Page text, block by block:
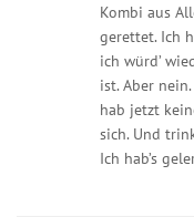
Kombi aus
gerettet. Ich
ich würd’
ist. Aber
hab jetzt
sich. Und
Ich hab’s